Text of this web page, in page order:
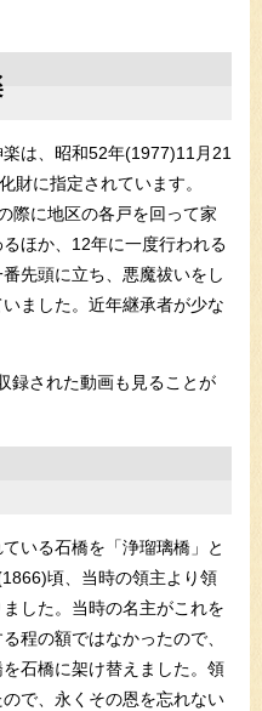
は、昭和52年(1977)11月21
財に指定されています。
際に地区の各戸を回って家
ほか、12年に一度行われる
先頭に立ち、悪魔祓いをし
ました。近年継承者が少な
録された動画も見ることが
いる石橋を「浄瑠璃橋」と
頃、当時の領主より領
した。当時の名主がこれを
程の額ではなかったので、
石橋に架け替えました。領
で、永くその恩を忘れない